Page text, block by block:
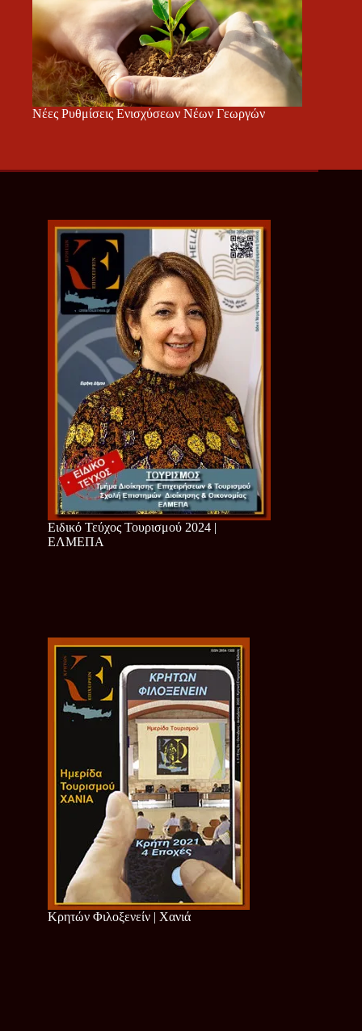
Νέες Ρυθμίσεις Ενισχύσεων Νέων Γεωργών
Ειδικό Τεύχος Τουρισμού 2024 |
ΕΛΜΕΠΑ
Κρητών Φιλοξενείν | Χανιά